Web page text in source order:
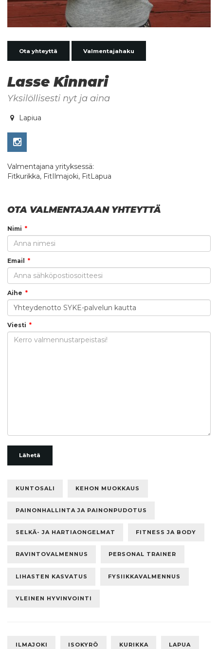
Ota yhteyttä Valmentajahaku
Lasse Kinnari
Yksilöllisesti nyt ja aina
Lapiua
Valmentajana yrityksessä:
Fitkurikka, FitIlmajoki, FitLapua
OTA VALMENTAJAAN YHTEYTTÄ
Nimi
Email
Aihe
Viesti
Lähetä
KUNTOSALI KEHON MUOKKAUS
PAINONHALLINTA JA PAINONPUDOTUS
SELKÄ- JA HARTIAONGELMAT FITNESS JA BODY
RAVINTOVALMENNUS PERSONAL TRAINER
LIHASTEN KASVATUS FYSIIKKAVALMENNUS
YLEINEN HYVINVOINTI
ILMAJOKI ISOKYRÖ KURIKKA LAPUA